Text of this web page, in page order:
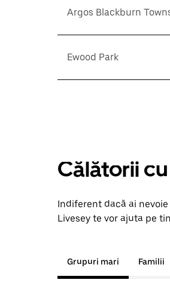
Argos Blackburn
Ewood Park
Călătorii
Indiferent dacă ai
Livesey te vor ajuta pe
Grupuri mari Familii